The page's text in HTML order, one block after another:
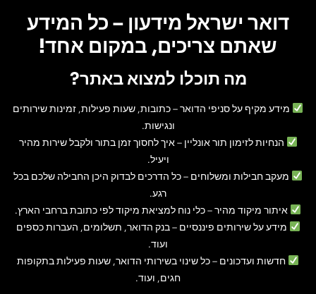
דואר ישראל מידעון – כל המידע
שאתם צריכים, במקום אחד!
מה תוכלו למצוא באתר?
מידע מקיף על סניפי הדואר– כתובות, שעות פעילות, זמינות שירותים
ונגישות.
הנחיות לזימון תור אונליין – איך לחסוך זמן בתור ולקבל שירות מהיר
ויעיל.
מעקב חבילות ומשלוחים – כל הדרכים לבדוק היכן החבילה שלכם בכל
רגע.
איתור מיקוד מהיר– כלי נוח למציאת מיקוד לפי כתובת ברחבי הארץ.
מידע על שירותים פיננסיים – בנק הדואר, תשלומים, העברות כספים
ועוד.
חדשות ועדכונים – כל שינוי בשירותי הדואר, שעות פעילות בתקופות
חגים, ועוד.